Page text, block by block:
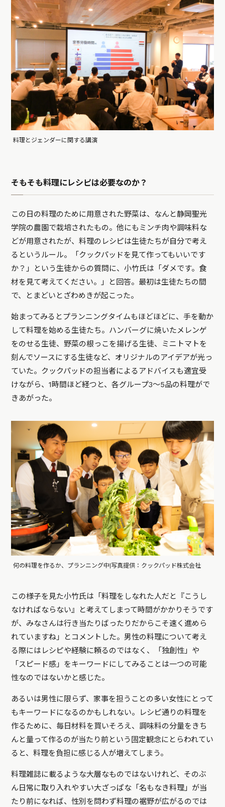
料理とジェンダーに関する講演
そもそも料理にレシピは必要なのか？
この日の料理のために用意された野菜は、なんと静岡聖光
学院の農園で栽培されたもの。他にもミンチ肉や調味料な
どが用意されたが、料理のレシピは生徒たちが自分で考え
るというルール。「クックパッドを見て作ってもいいです
か？」という生徒からの質問に、小竹氏は「ダメです。食
材を見て考えてください。」と回答。最初は生徒たちの間
で、とまどいとざわめきが起こった。
始まってみるとプランニングタイムもほどほどに、手を動か
して料理を始める生徒たち。ハンバーグに焼いたメレンゲ
をのせる生徒、野菜の根っこを揚げる生徒、ミニトマトを
刻んでソースにする生徒など、オリジナルのアイデアが光っ
ていた。クックパッドの担当者によるアドバイスも適宜受
けながら、1時間ほど経つと、各グループ3～5品の料理がで
きあがった。
何の料理を作るか、プランニング中|写真提供：クックパッド株式会社
この様子を見た小竹氏は「料理をしなれた人だと『こうし
なければならない』と考えてしまって時間がかかりそうです
が、みなさんは行き当たりばったりだからこそ速く進めら
れていますね」とコメントした。男性の料理について考え
る際にはレシピや経験に頼るのではなく、「独創性」や
「スピード感」をキーワードにしてみることは一つの可能
性なのではないかと感じた。
あるいは男性に限らず、家事を担うことの多い女性にとって
もキーワードになるのかもしれない。レシピ通りの料理を
作るために、毎日材料を買いそろえ、調味料の分量をきち
んと量って作るのが当たり前という固定観念にとらわれてい
ると、料理を負担に感じる人が増えてしまう。
料理雑誌に載るような大層なものではないけれど、そのぶ
ん日常に取り入れやすい大ざっぱな「名もなき料理」が当
たり前になれば、性別を問わず料理の裾野が広がるのでは